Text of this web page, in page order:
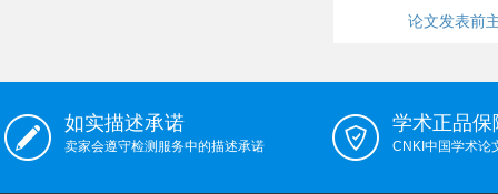
论文发表前
如实描述承诺
卖家会遵守检测服务中的描述承诺
学术正品保
CNKI中国学术论